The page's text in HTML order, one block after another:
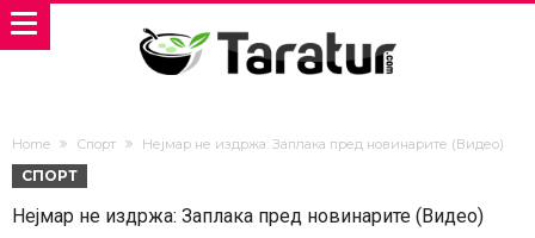
Home Спорт Нејмар не издржа: Заплака пред новинарите (Видео)
СПОРТ
Нејмар не издржа: Заплака пред новинарите (Видео)